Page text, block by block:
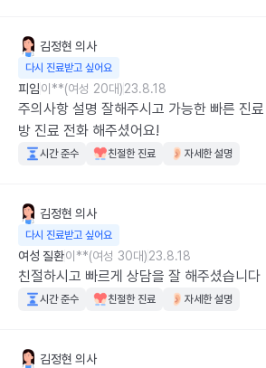
김정현 의사
다시 진료받고 싶어요
피임이**(여성 20대)23.8.18
주의사항 설명 잘해주시고 가능한 빠른 진
방 진료 전화 해주셨어요!
시간 준수 친절한 진료 자세한 설명
김정현 의사
다시 진료받고 싶어요
여성 질환이**(여성 30대)23.8.18
친절하시고 빠르게 상담을 잘 해주셨습니다
시간 준수 친절한 진료 자세한 설명
김정현 의사